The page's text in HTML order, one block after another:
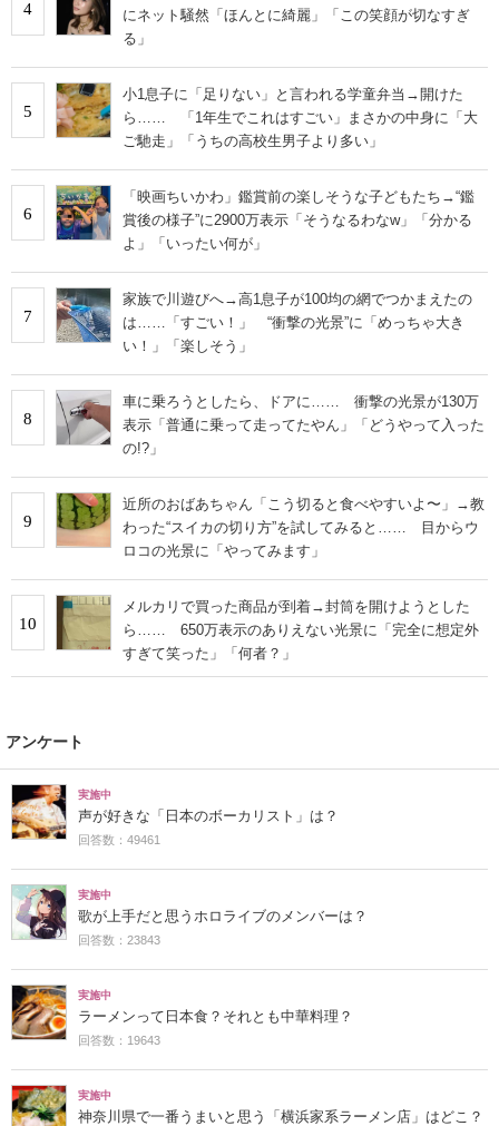
4
にネット騒然「ほんとに綺麗」「この笑顔が切なすぎ
る」
5
小1息子に「足りない」と言われる学童弁当→開けた
ら…… 「1年生でこれはすごい」まさかの中身に「大
ご馳走」「うちの高校生男子より多い」
6
「映画ちいかわ」鑑賞前の楽しそうな子どもたち→“鑑
賞後の様子”に2900万表示「そうなるわなw」「分かる
よ」「いったい何が」
7
家族で川遊びへ→高1息子が100均の網でつかまえたの
は……「すごい！」 “衝撃の光景”に「めっちゃ大き
い！」「楽しそう」
8
車に乗ろうとしたら、ドアに…… 衝撃の光景が130万
表示「普通に乗って走ってたやん」「どうやって入った
の!?」
9
近所のおばあちゃん「こう切ると食べやすいよ〜」→教
わった“スイカの切り方”を試してみると…… 目からウ
ロコの光景に「やってみます」
10
メルカリで買った商品が到着→封筒を開けようとした
ら…… 650万表示のありえない光景に「完全に想定外
すぎて笑った」「何者？」
アンケート
実施中
声が好きな「日本のボーカリスト」は？
回答数：49461
実施中
歌が上手だと思うホロライブのメンバーは？
回答数：23843
実施中
ラーメンって日本食？それとも中華料理？
回答数：19643
実施中
神奈川県で一番うまいと思う「横浜家系ラーメン店」はどこ？